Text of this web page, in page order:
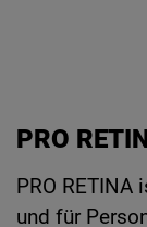
PRO
PRO
und für